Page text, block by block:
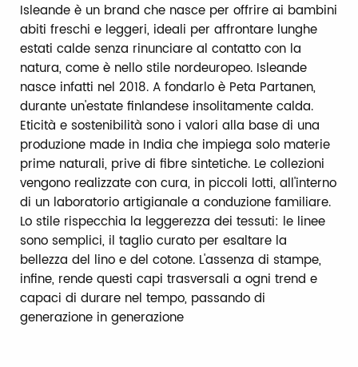
Isleande è un brand che nasce per offrire ai bambini
abiti freschi e leggeri, ideali per affrontare lunghe
estati calde senza rinunciare al contatto con la
natura, come è nello stile nordeuropeo. Isleande
nasce infatti nel 2018. A fondarlo è Peta Partanen,
durante un'estate finlandese insolitamente calda.
Eticità e sostenibilità sono i valori alla base di una
produzione made in India che impiega solo materie
prime naturali, prive di fibre sintetiche. Le collezioni
vengono realizzate con cura, in piccoli lotti, all'interno
di un laboratorio artigianale a conduzione familiare.
Lo stile rispecchia la leggerezza dei tessuti: le linee
sono semplici, il taglio curato per esaltare la
bellezza del lino e del cotone. L'assenza di stampe,
infine, rende questi capi trasversali a ogni trend e
capaci di durare nel tempo, passando di
generazione in generazione